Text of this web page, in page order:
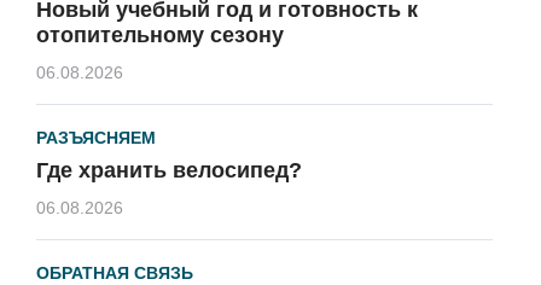
Новый учебный год и готовность к
отопительному сезону
06.08.2026
РАЗЪЯСНЯЕМ
Где хранить велосипед?
06.08.2026
ОБРАТНАЯ СВЯЗЬ